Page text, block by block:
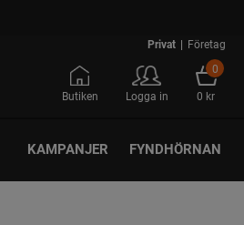
Privat | Företag
Butiken Logga in
0
0 kr
KAMPANJER FYNDHÖRNAN